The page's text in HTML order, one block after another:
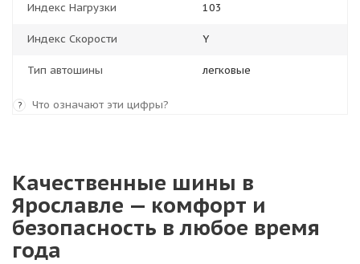
Индекс Нагрузки 103
Индекс Скорости Y
Тип автошины легковые
? Что означают эти цифры?
Качественные шины в
Ярославле — комфорт и
безопасность в любое время
года